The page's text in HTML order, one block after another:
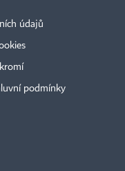
údajů
podmínky